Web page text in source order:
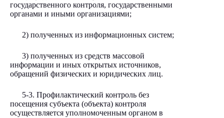
государственного контроля, государственными
органами и иными организациями;
2) полученных из информационных систем;
3) полученных из средств массовой
информации и иных открытых источников,
обращений физических и юридических лиц.
5-3. Профилактический контроль без
посещения субъекта (объекта) контроля
осуществляется уполномоченным органом в